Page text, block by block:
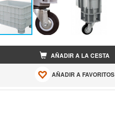
AÑADIR A LA CESTA
AÑADIR A FAVORITOS